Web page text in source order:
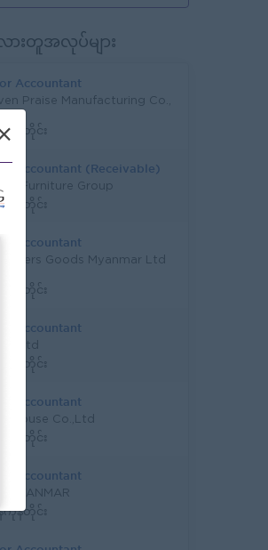
းတူအလုပ်များ
Accountant
Praise Manufacturing Co.,
န်ကုန်တိုင်း
Accountant (Receivable)
Furniture Group
ကုန်တိုင်း
Accountant
Goods Myanmar Ltd
န်ကုန်တိုင်း
Accountant
န်ကုန်တိုင်း
Accountant
House Co.,Ltd
န်ကုန်တိုင်း
Accountant
MYANMAR
ကုန်တိုင်း